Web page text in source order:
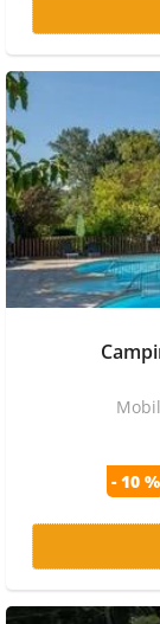
- 10 %